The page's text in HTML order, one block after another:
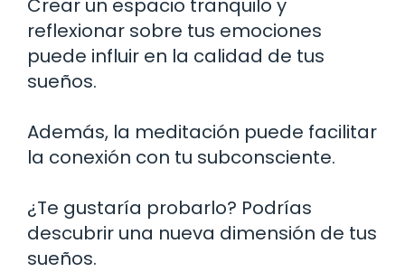
Crear un espacio tranquilo y
reflexionar sobre tus emociones
puede influir en la calidad de tus
sueños.
Además, la meditación puede facilitar
la conexión con tu subconsciente.
¿Te gustaría probarlo? Podrías
descubrir una nueva dimensión de tus
sueños.